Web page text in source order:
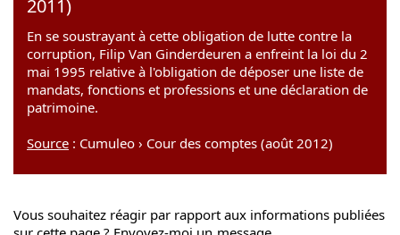
2011)
En se soustrayant à cette obligation de lutte contre la
corruption, Filip Van Ginderdeuren a enfreint la loi du 2
mai 1995 relative à l'obligation de déposer une liste de
mandats, fonctions et professions et une déclaration de
patrimoine.
Source : Cumuleo › Cour des comptes (août 2012)
Vous souhaitez réagir par rapport aux informations publiées